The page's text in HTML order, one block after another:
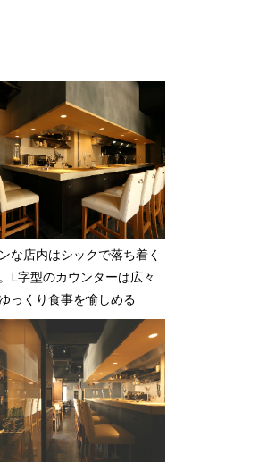
な店内はシックで落ち着く
L字型のカウンターは広々
っくり食事を愉しめる